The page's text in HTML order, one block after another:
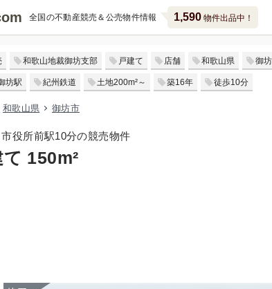
全国の不動産競売＆公売物件情報 1,590物件出品中！
和歌山地裁御坊支部 戸建て 店舗 和歌山県 御
坊駅 紀州鉄道 土地200m²～ 築16年 徒歩10分
和歌山県 御坊市
役所前駅10分の競売物件
150m²